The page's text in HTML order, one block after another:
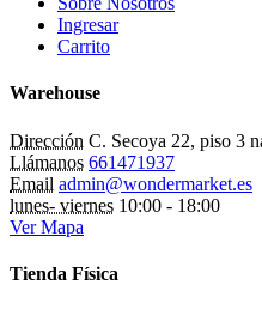
Ingresar
Carrito
Warehouse
Dirección C. Secoya 22, piso 3
Llámanos 661471937
Email admin@wondermarket.es
lunes- viernes 10:00 - 18:00
Ver Mapa
Tienda Física